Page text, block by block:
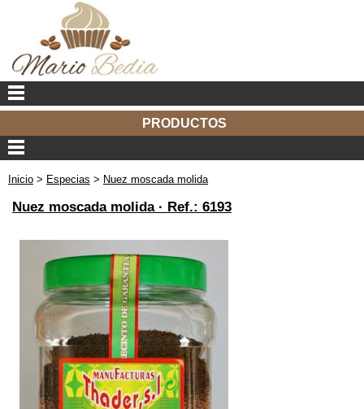
PRODUCTOS
Inicio > Especias > Nuez moscada molida
Nuez moscada molida · Ref.: 6193